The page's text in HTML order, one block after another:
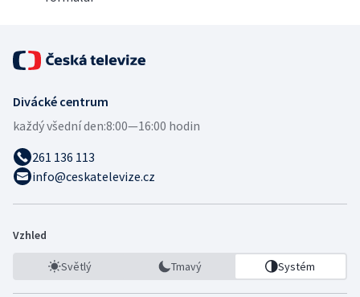
Divácké centrum
každý všední den:8:00—16:00 hodin
261 136 113
info@ceskatelevize.cz
Vzhled
Světlý Tmavý Systém